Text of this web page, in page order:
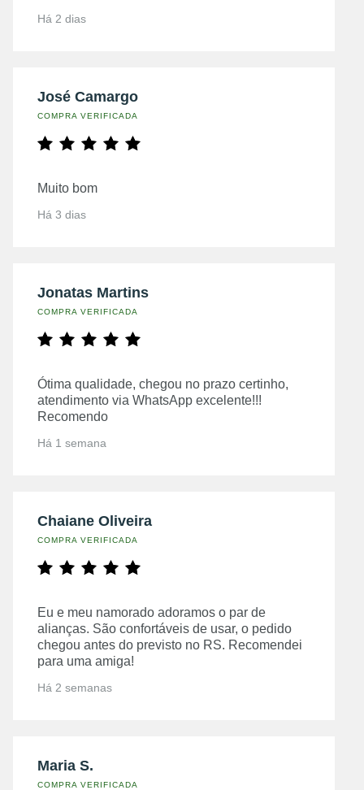
Há 2 dias
José Camargo
COMPRA VERIFICADA
Muito bom
Há 3 dias
Jonatas Martins
COMPRA VERIFICADA
Ótima qualidade, chegou no prazo certinho,
atendimento via WhatsApp excelente!!!
Recomendo
Há 1 semana
Chaiane Oliveira
COMPRA VERIFICADA
Eu e meu namorado adoramos o par de
alianças. São confortáveis de usar, o pedido
chegou antes do previsto no RS. Recomendei
para uma amiga!
Há 2 semanas
Maria S.
COMPRA VERIFICADA